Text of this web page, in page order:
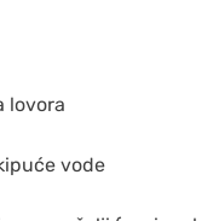
lovora
vode